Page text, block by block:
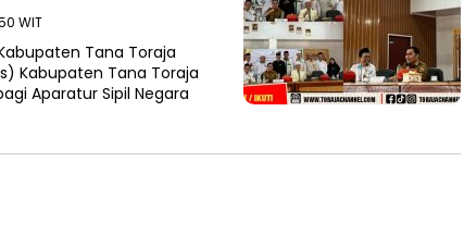
WIT
Tana Toraja
Kabupaten Tana Toraja
Aparatur Sipil Negara